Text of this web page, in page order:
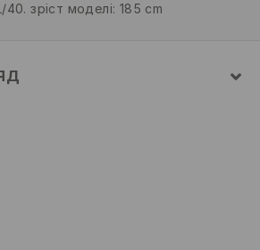
зріст моделі: 185 cm